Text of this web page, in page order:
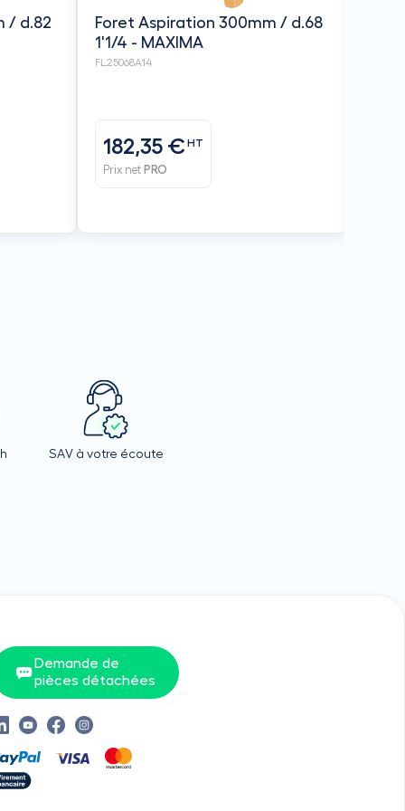
/ d.82
Foret Aspiration 300mm / d.68
1'1/4 - MAXIMA
FL25068A14
182,35 €HT
Prix net PRO
SAV à votre écoute
Demande de
pièces détachées